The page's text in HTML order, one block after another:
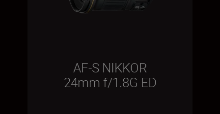
AF-S NIKKOR
24mm f/1.8G ED